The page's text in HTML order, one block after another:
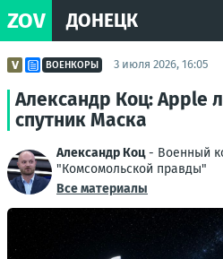
ZOV ДОНЕЦК
ВОЕНКОРЫ 3 июля 2026, 16:05
Александр Коц: Apple
спутник Маска
Александр Коц- Военный
"Комсомольской правды"
Все материалы